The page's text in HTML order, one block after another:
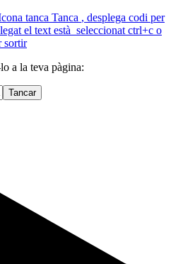
Tanca , desplega codi per
el text està seleccionat ctrl+c o
sortir
a la teva pàgina:
Tancar